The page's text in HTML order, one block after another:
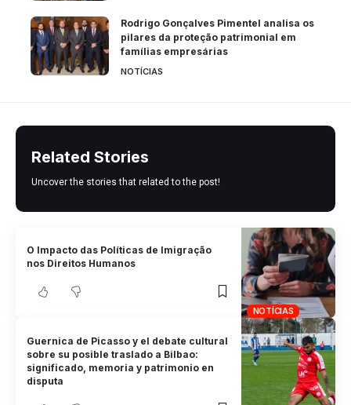
Rodrigo Gonçalves Pimentel analisa os
pilares da proteção patrimonial em
famílias empresárias
NOTÍCIAS
Related Stories
Uncover the stories that related to the post!
NOTÍCIAS
O Impacto das Políticas de Imigração
nos Direitos Humanos
Guernica de Picasso y el debate cultural
sobre su posible traslado a Bilbao:
significado, memoria y patrimonio en
disputa